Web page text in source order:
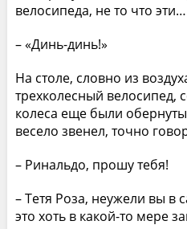
велосипеда, не то что эти…
– «Динь-динь!»
На столе, словно из
трехколесный велосипед,
колеса еще были
весело звенел, точно
– Ринальдо, прошу тебя!
– Тетя Роза, неужели вы в
это хоть в какой-то мере